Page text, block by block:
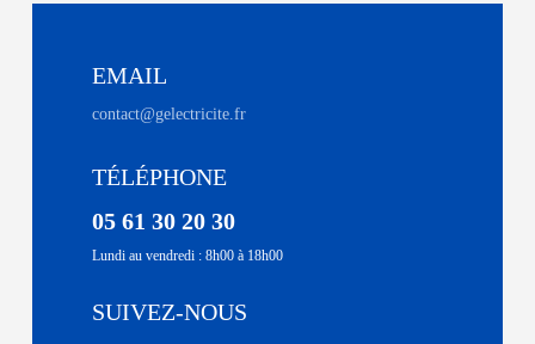
EMAIL
contact@gelectricite.fr
TÉLÉPHONE
05 61 30 20 30
Lundi au vendredi : 8h00 à 18h00
SUIVEZ-NOUS